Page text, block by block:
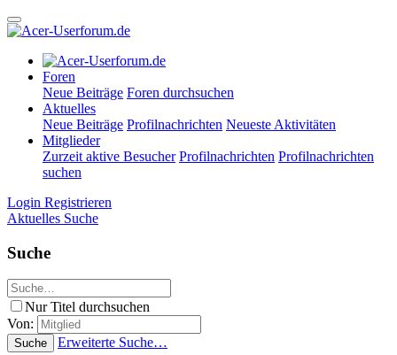
Foren
Neue Beiträge Foren durchsuchen
Aktuelles
Neue Beiträge Profilnachrichten Neueste Aktivitäten
Mitglieder
Zurzeit aktive Besucher Profilnachrichten Profilnachrichten
suchen
Login Registrieren
Aktuelles Suche
Suche
Nur Titel durchsuchen
Von:
Suche Erweiterte Suche…